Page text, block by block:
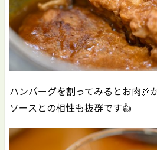
ハンバーグを割ってみるとお肉🍖
ソースとの相性も抜群です👍